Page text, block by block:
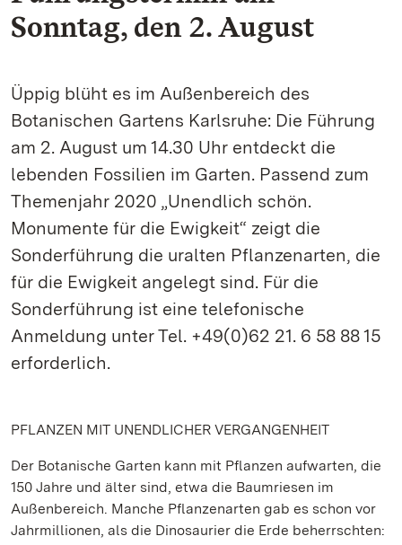
Sonntag, den 2. August
Üppig blüht es im Außenbereich des
Botanischen Gartens Karlsruhe: Die Führung
am 2. August um 14.30 Uhr entdeckt die
lebenden Fossilien im Garten. Passend zum
Themenjahr 2020 „Unendlich schön.
Monumente für die Ewigkeit“ zeigt die
Sonderführung die uralten Pflanzenarten, die
für die Ewigkeit angelegt sind. Für die
Sonderführung ist eine telefonische
Anmeldung unter Tel. +49(0)62 21. 6 58 88 15
erforderlich.
PFLANZEN MIT UNENDLICHER VERGANGENHEIT
Der Botanische Garten kann mit Pflanzen aufwarten, die
150 Jahre und älter sind, etwa die Baumriesen im
Außenbereich. Manche Pflanzenarten gab es schon vor
Jahrmillionen, als die Dinosaurier die Erde beherrschten: